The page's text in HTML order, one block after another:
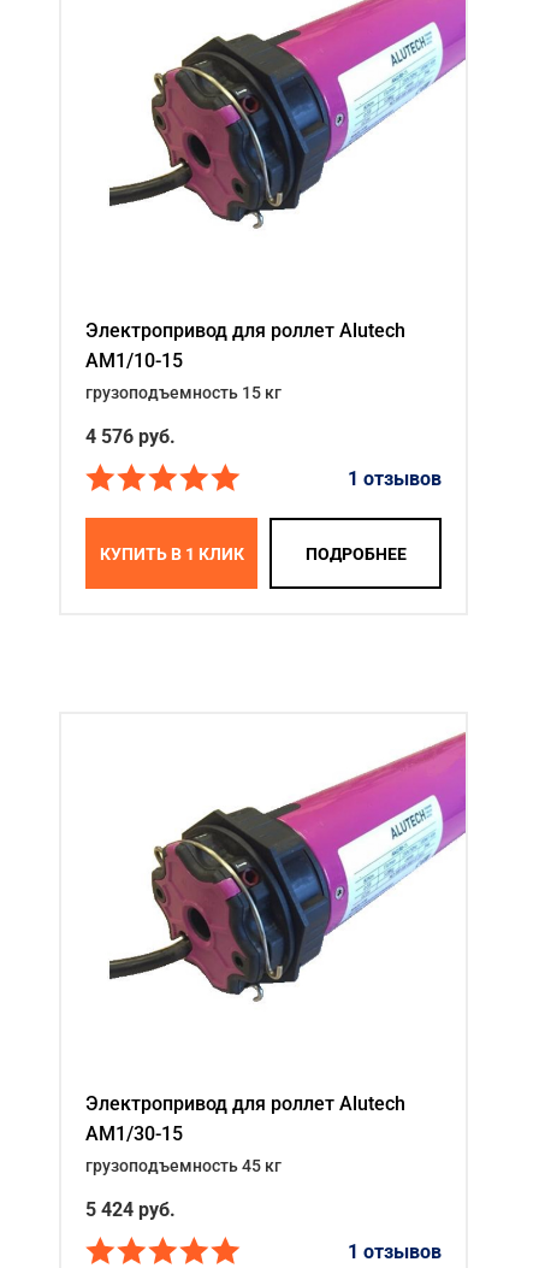
Электропривод для роллет Alutech
AM1/10-15
грузоподъемность 15 кг
4 576 руб.
1 отзывов
КУПИТЬ В 1 КЛИК ПОДРОБНЕЕ
Электропривод для роллет Alutech
AM1/30-15
грузоподъемность 45 кг
5 424 руб.
1 отзывов